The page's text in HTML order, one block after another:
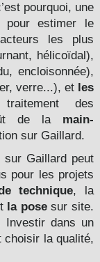
pourquoi, une
estimer le
les plus
hélicoïdal),
encloisonnée),
verre...), et les
des
de la main-
sur Gaillard.
sur Gaillard peut
pour les projets
technique, la
la posesur site.
Investir dans un
choisir la qualité,